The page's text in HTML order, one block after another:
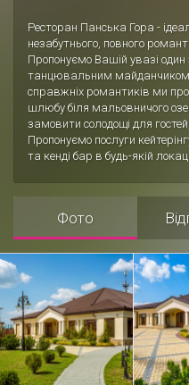
Ресторан Панська Гора -
незабутнього, повного
Пропонуємо Вашій увазі
танцювальним майданчиком,
справжніх романтиків ми
шлюбу біля мальовничого
замовити солодощі для
Пропонуємо послуги
та кенді бар в будь-якій
Фото